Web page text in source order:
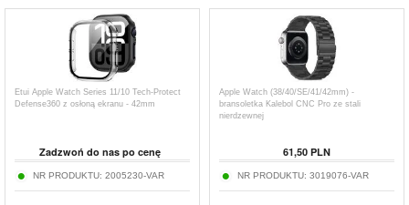
Etui Apple Watch Series 11/10 Tech-Protect
Defense360 z osłoną ekranu - 42mm
Zadzwoń do nas po cenę
NR PRODUKTU: 2005230-VAR
Apple Watch (38/40/SE/41/42mm) -
bransoletka Kalebol CNC Pro ze stali
nierdzewnej
61,50 PLN
NR PRODUKTU: 3019076-VAR